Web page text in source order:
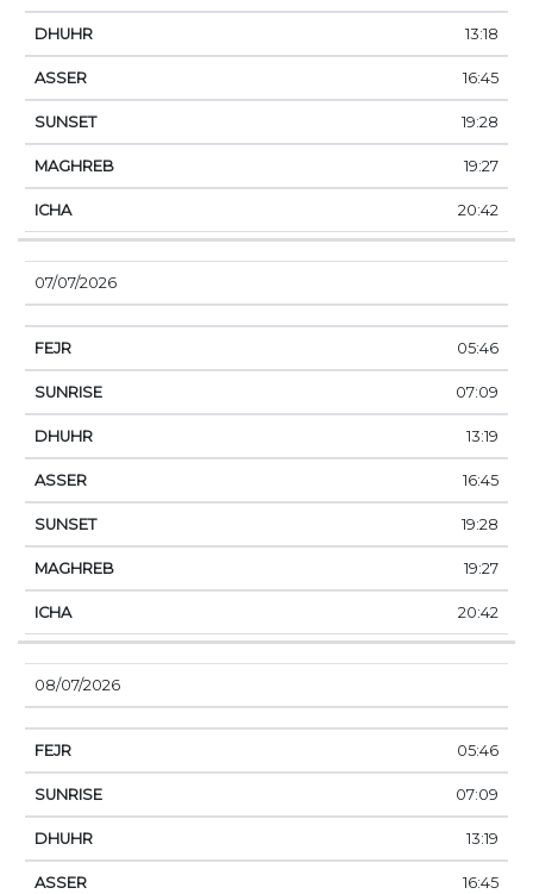
13:18
16:45
19:28
19:27
20:42
07/07/2026
05:46
07:09
13:19
16:45
19:28
19:27
20:42
08/07/2026
05:46
07:09
13:19
16:45